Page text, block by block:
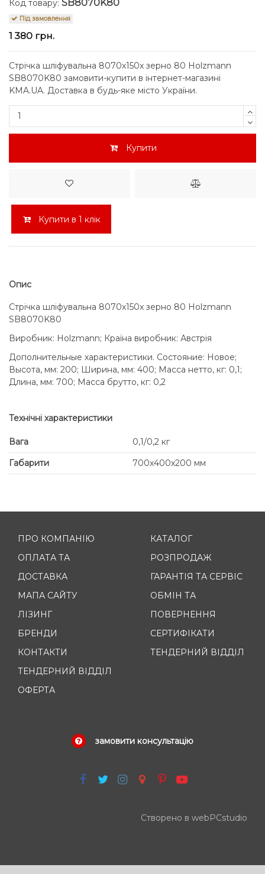
Код товару: SB8070K80
Під замовлення
1 380 грн.
Стрічка шліфувальна 8070x150x зерно 80 Holzmann
SB8070K80 замовити-купити в інтернет-магазині
KMA.UA. Доставка в будь-яке місто України.
Купити
Купити в 1 клік
Опис
Стрічка шліфувальна 8070x150x зерно 80 Holzmann
SB8070K80
Виробник: Holzmann; Країна виробник: Австрія
Дополнительные характеристики. Состояние: Новое;
Высота, мм: 200; Ширина, мм: 400; Масса нетто, кг: 0,1;
Длина, мм: 700; Масса брутто, кг: 0,2
Технічні характеристики
Вага
0,1/0,2 кг
Габарити
700х400х200 мм
ПРО КОМПАНІЮ
ОПЛАТА ТА
ДОСТАВКА
МАПА САЙТУ
ЛІЗИНГ
БРЕНДИ
КОНТАКТИ
ТЕНДЕРНИЙ ВІДДІЛ
ОФЕРТА
КАТАЛОГ
РОЗПРОДАЖ
ГАРАНТІЯ ТА СЕРВІС
ОБМІН ТА
ПОВЕРНЕННЯ
СЕРТИФІКАТИ
ТЕНДЕРНИЙ ВІДДІЛ
замовити консультацію
Створено в webPCstudio